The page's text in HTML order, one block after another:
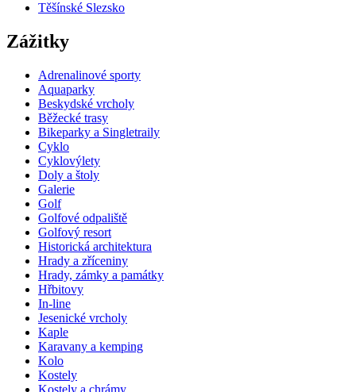
Těšínské Slezsko
Zážitky
Adrenalinové sporty
Aquaparky
Beskydské vrcholy
Běžecké trasy
Bikeparky a Singletraily
Cyklo
Cyklovýlety
Doly a štoly
Galerie
Golf
Golfové odpaliště
Golfový resort
Historická architektura
Hrady a zříceniny
Hrady, zámky a památky
Hřbitovy
In-line
Jesenické vrcholy
Kaple
Karavany a kemping
Kolo
Kostely